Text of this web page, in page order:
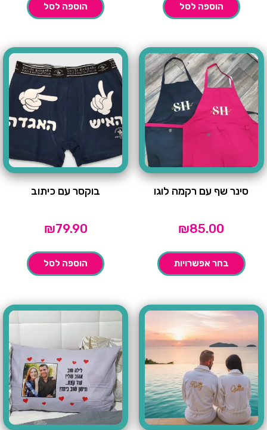
הוספה לסל הוספה לסל
סינר שף עם רקמה לוגו
₪85.00
בחר אפשרויות
בוקסר עם כיתוב
₪79.90
הוספה לסל